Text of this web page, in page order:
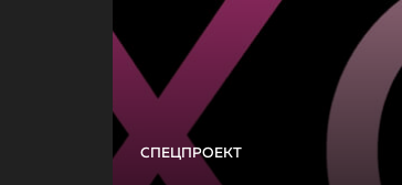
СПЕЦПРОЕКТ